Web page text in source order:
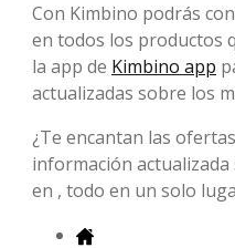
Con Kimbino podrás
en todos los productos
la app de Kimbino app
actualizadas sobre los
¿Te encantan las
información
en , todo en un solo